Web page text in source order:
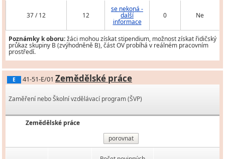
37 / 12 12
se nekoná -
další
informace
0 Ne
Poznámky k oboru:žáci mohou získat stipendium, možnost získat řidičský
průkaz skupiny B (zvýhodněně B), část OV probíhá v reálném pracovním
prostředí.
E 41-51-E/01 Zemědělské práce
Zaměření nebo Školní vzdělávací program (ŠVP)
Zemědělské práce
porovnat